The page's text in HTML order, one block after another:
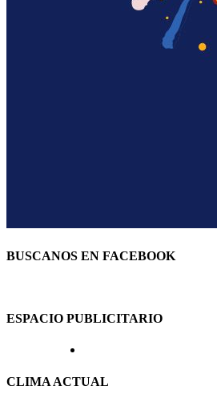
BUSCANOS EN FACEBOOK
ESPACIO PUBLICITARIO
CLIMA ACTUAL